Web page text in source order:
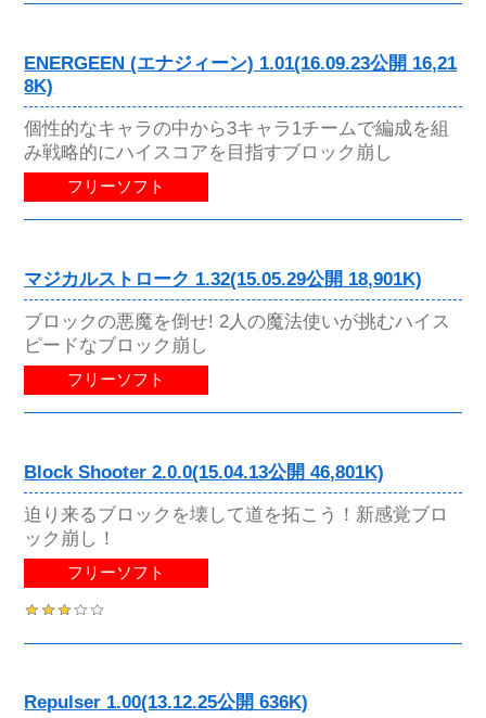
ENERGEEN (エナジィーン) 1.01(16.09.23公開 16,21
8K)
個性的なキャラの中から3キャラ1チームで編成を組
み戦略的にハイスコアを目指すブロック崩し
フリーソフト
マジカルストローク 1.32(15.05.29公開 18,901K)
ブロックの悪魔を倒せ! 2人の魔法使いが挑むハイス
ピードなブロック崩し
フリーソフト
Block Shooter 2.0.0(15.04.13公開 46,801K)
迫り来るブロックを壊して道を拓こう！新感覚ブロ
ック崩し！
フリーソフト
Repulser 1.00(13.12.25公開 636K)